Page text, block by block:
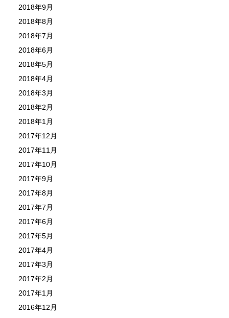
2018年9月
2018年8月
2018年7月
2018年6月
2018年5月
2018年4月
2018年3月
2018年2月
2018年1月
2017年12月
2017年11月
2017年10月
2017年9月
2017年8月
2017年7月
2017年6月
2017年5月
2017年4月
2017年3月
2017年2月
2017年1月
2016年12月